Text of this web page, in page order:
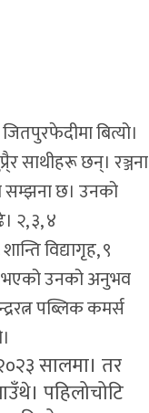
बित्यो।
साथीहरू छन्। रञ्जना
सम्झना छ। उनको
२, ३, ४
विद्यागृह, ९
भएको उनको अनुभव
पब्लिक कमर्स
सालमा। तर
पहिलोचोटि